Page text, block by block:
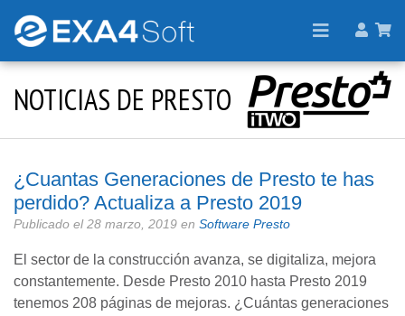
NOTICIAS DE PRESTO
¿Cuantas Generaciones de Presto te has
perdido? Actualiza a Presto 2019
Publicado el28 marzo, 2019 en Software Presto
El sector de la construcción avanza, se digitaliza, mejora
constantemente. Desde Presto 2010 hasta Presto 2019
tenemos 208 páginas de mejoras. ¿Cuántas generaciones